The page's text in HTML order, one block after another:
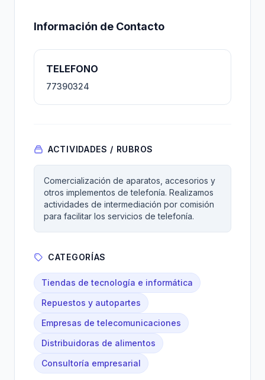
Información de Contacto
TELEFONO
77390324
ACTIVIDADES / RUBROS
Comercialización de aparatos, accesorios y
otros implementos de telefonía. Realizamos
actividades de intermediación por comisión
para facilitar los servicios de telefonía.
CATEGORÍAS
Tiendas de tecnología e informática
Repuestos y autopartes
Empresas de telecomunicaciones
Distribuidoras de alimentos
Consultoría empresarial